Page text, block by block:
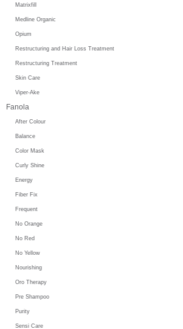
Matrixfill
Medline Organic
Opium
Restructuring and Hair Loss Treatment
Restructuring Treatment
Skin Care
Viper-Ake
Fanola
After Colour
Balance
Color Mask
Curly Shine
Energy
Fiber Fix
Frequent
No Orange
No Red
No Yellow
Nourishing
Oro Therapy
Pre Shampoo
Purity
Sensi Care